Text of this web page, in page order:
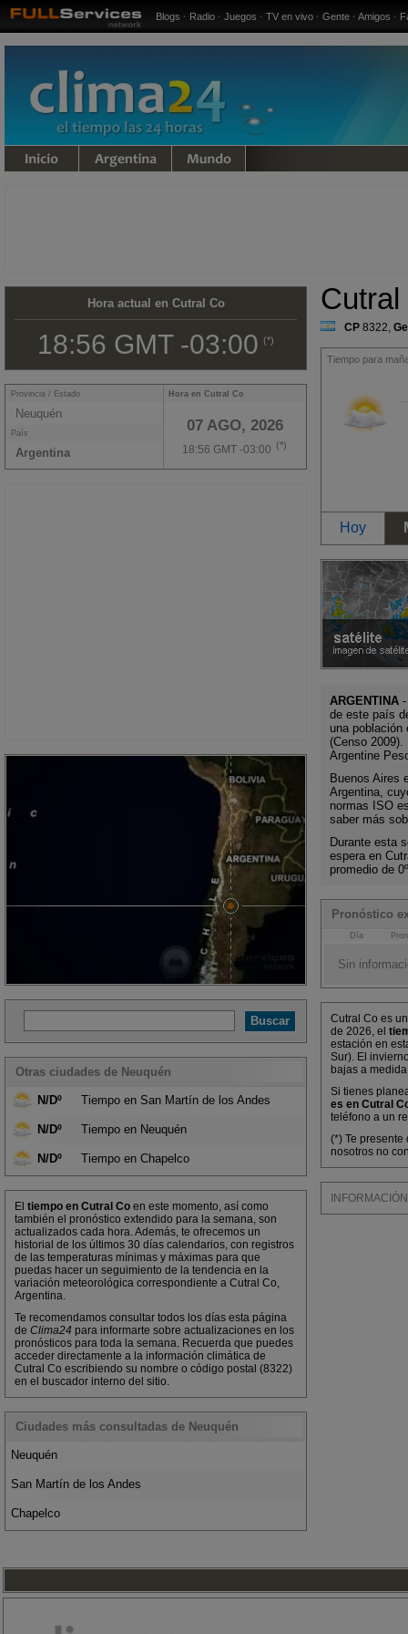
Blogs · Radio · Juegos · TV en vivo · Gente · Amigos ·
Hora actual en Cutral Co
18:56 GMT -03:00 (*)
Hora en Cutral Co
07 AGO, 2026
18:56 GMT -03:00 (*)
Provincia / Estado
Neuquén
País
Argentina
Otras ciudades de Neuquén
N/Dº Tiempo en San Martín de los Andes
N/Dº Tiempo en Neuquén
N/Dº Tiempo en Chapelco
El tiempo en Cutral Co en este momento, así como
también el pronóstico extendido para la semana, son
actualizados cada hora. Además, te ofrecemos un
historial de los últimos 30 días calendarios, con registros
de las temperaturas mínimas y máximas para que
puedas hacer un seguimiento de la tendencia en la
variación meteorológica correspondiente a Cutral Co,
Argentina.
Te recomendamos consultar todos los días esta página
de Clima24 para informarte sobre actualizaciones en los
pronósticos para toda la semana. Recuerda que puedes
acceder directamente a la información climática de
Cutral Co escribiendo su nombre o código postal (8322)
en el buscador interno del sitio.
Ciudades más consultadas de Neuquén
Neuquén
San Martín de los Andes
Chapelco
Cutral
CP 8322,
Tiempo para
Hoy
ARGENTINA
de este país
una población
(Censo
Argentine
Buenos Aires
Argentina,
normas ISO
saber más
Durante esta
espera en
promedio de
Pronóstico
Día
Sin
Cutral Co es
de 2026, el
estación en
Sur). El
bajas a
Si tienes
es en Cutral
teléfono a un
(*) Te
nosotros no